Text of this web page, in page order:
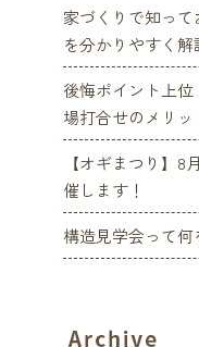
家づくりで知っ
を分かりやすく解
後悔ポイント上
場打合せのメリッ
【オギまつり】8
催します！
構造見学会って何